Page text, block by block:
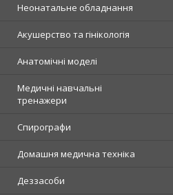
Неонатальне обладнання
Акушерство та гінікологія
Анатомічні моделі
Медичні навчальні
тренажери
Спирографи
Домашня медична техніка
Деззасоби